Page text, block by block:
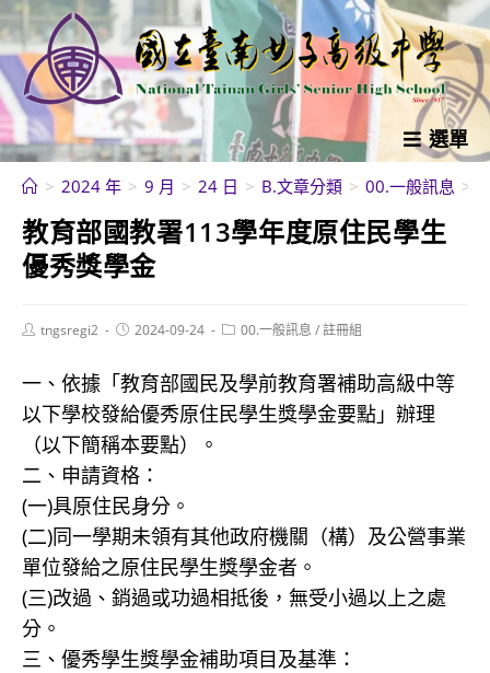
跳
轉
至
主
要
內
選單
> 2024 年 > 9 月 > 24 日 > B.文章分類 > 00.一般訊息 >
教育部國教署113學年度原住民學生
優秀獎學金
Posttngsregi2
Post2024-09-24
Post00.一般訊息 /註冊組
一、依據「教育部國民及學前教育署補助高級中等
以下學校發給優秀原住民學生獎學金要點」辦理
（以下簡稱本要點）。
二、申請資格：
(一)具原住民身分。
(二)同一學期未領有其他政府機關（構）及公營事業
單位發給之原住民學生獎學金者。
(三)改過、銷過或功過相抵後，無受小過以上之處
分。
三、優秀學生獎學金補助項目及基準：